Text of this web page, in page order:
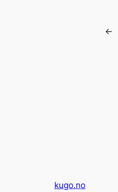
←
kugo.no